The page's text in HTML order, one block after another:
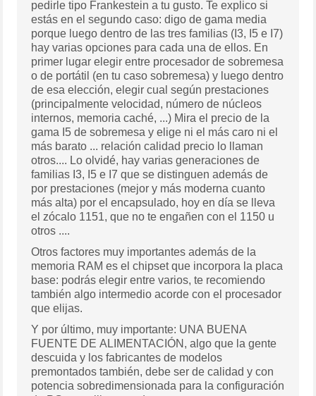
pedirle tipo Frankestein a tu gusto. Te explico si
estás en el segundo caso: digo de gama media
porque luego dentro de las tres familias (I3, I5 e I7)
hay varias opciones para cada una de ellos. En
primer lugar elegir entre procesador de sobremesa
o de portátil (en tu caso sobremesa) y luego dentro
de esa elección, elegir cual según prestaciones
(principalmente velocidad, número de núcleos
internos, memoria caché, ...) Mira el precio de la
gama I5 de sobremesa y elige ni el más caro ni el
más barato ... relación calidad precio lo llaman
otros.... Lo olvidé, hay varias generaciones de
familias I3, I5 e I7 que se distinguen además de
por prestaciones (mejor y más moderna cuanto
más alta) por el encapsulado, hoy en día se lleva
el zócalo 1151, que no te engañen con el 1150 u
otros ....
Otros factores muy importantes además de la
memoria RAM es el chipset que incorpora la placa
base: podrás elegir entre varios, te recomiendo
también algo intermedio acorde con el procesador
que elijas.
Y por último, muy importante: UNA BUENA
FUENTE DE ALIMENTACIÓN, algo que la gente
descuida y los fabricantes de modelos
premontados también, debe ser de calidad y con
potencia sobredimensionada para la configuración